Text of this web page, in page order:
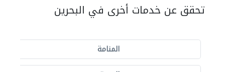
تحقق عن خدمات أخرى في البحرين
المنامة